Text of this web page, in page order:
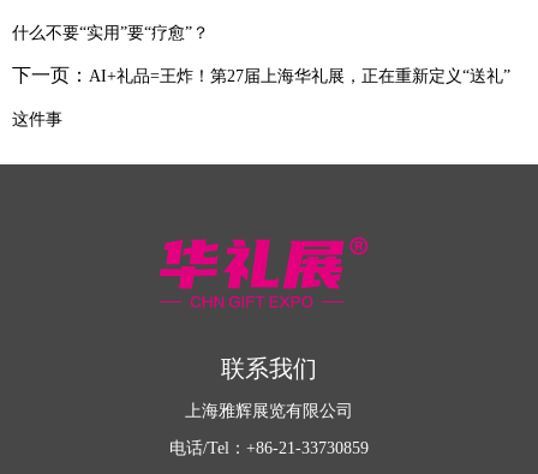
什么不要“实用”要“疗愈”？
下一页： AI+礼品=王炸！第27届上海华礼展，正在重新定义“送礼”
这件事
联系我们
上海雅辉展览有限公司
电话/Tel：+86-21-33730859